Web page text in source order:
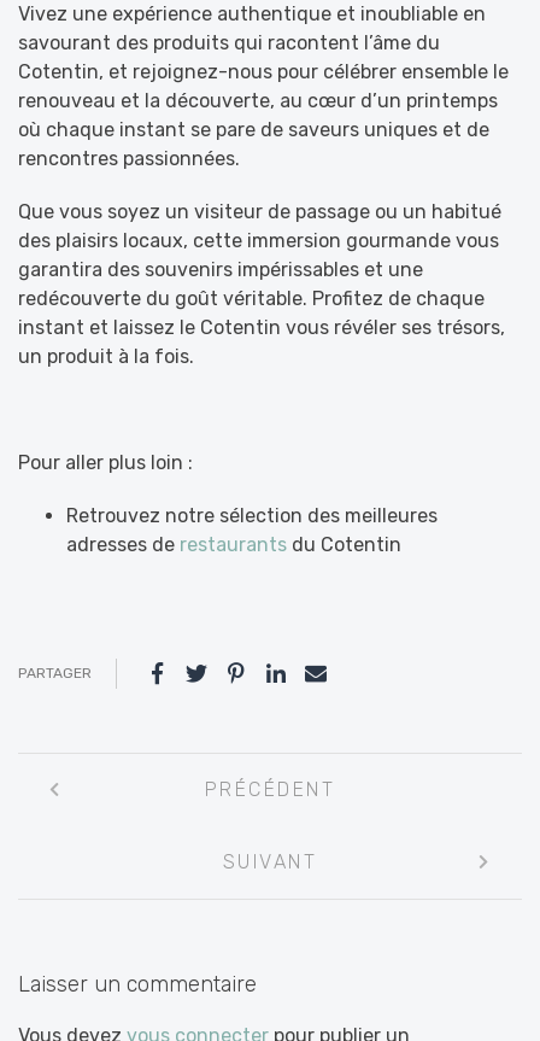
Vivez une expérience authentique et inoubliable en
savourant des produits qui racontent l’âme du
Cotentin, et rejoignez-nous pour célébrer ensemble le
renouveau et la découverte, au cœur d’un printemps
où chaque instant se pare de saveurs uniques et de
rencontres passionnées.
Que vous soyez un visiteur de passage ou un habitué
des plaisirs locaux, cette immersion gourmande vous
garantira des souvenirs impérissables et une
redécouverte du goût véritable. Profitez de chaque
instant et laissez le Cotentin vous révéler ses trésors,
un produit à la fois.
Pour aller plus loin :
Retrouvez notre sélection des meilleures
adresses de restaurants du Cotentin
PARTAGER
entre
PRÉCÉDENT
SUIVANT
Laisser un commentaire
Vous devez vous connecter pour publier un